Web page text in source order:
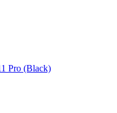
Pro (Black)